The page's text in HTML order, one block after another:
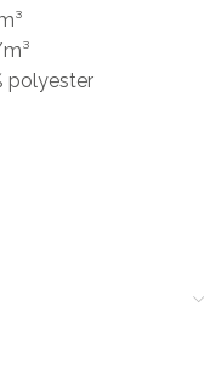
polyester